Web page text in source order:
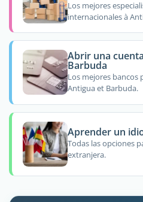
Los mejores
internacionales à
Abrir una
Barbuda
Los mejores bancos
Antigua et Barbuda.
Aprender un
Todas las opciones
extranjera.